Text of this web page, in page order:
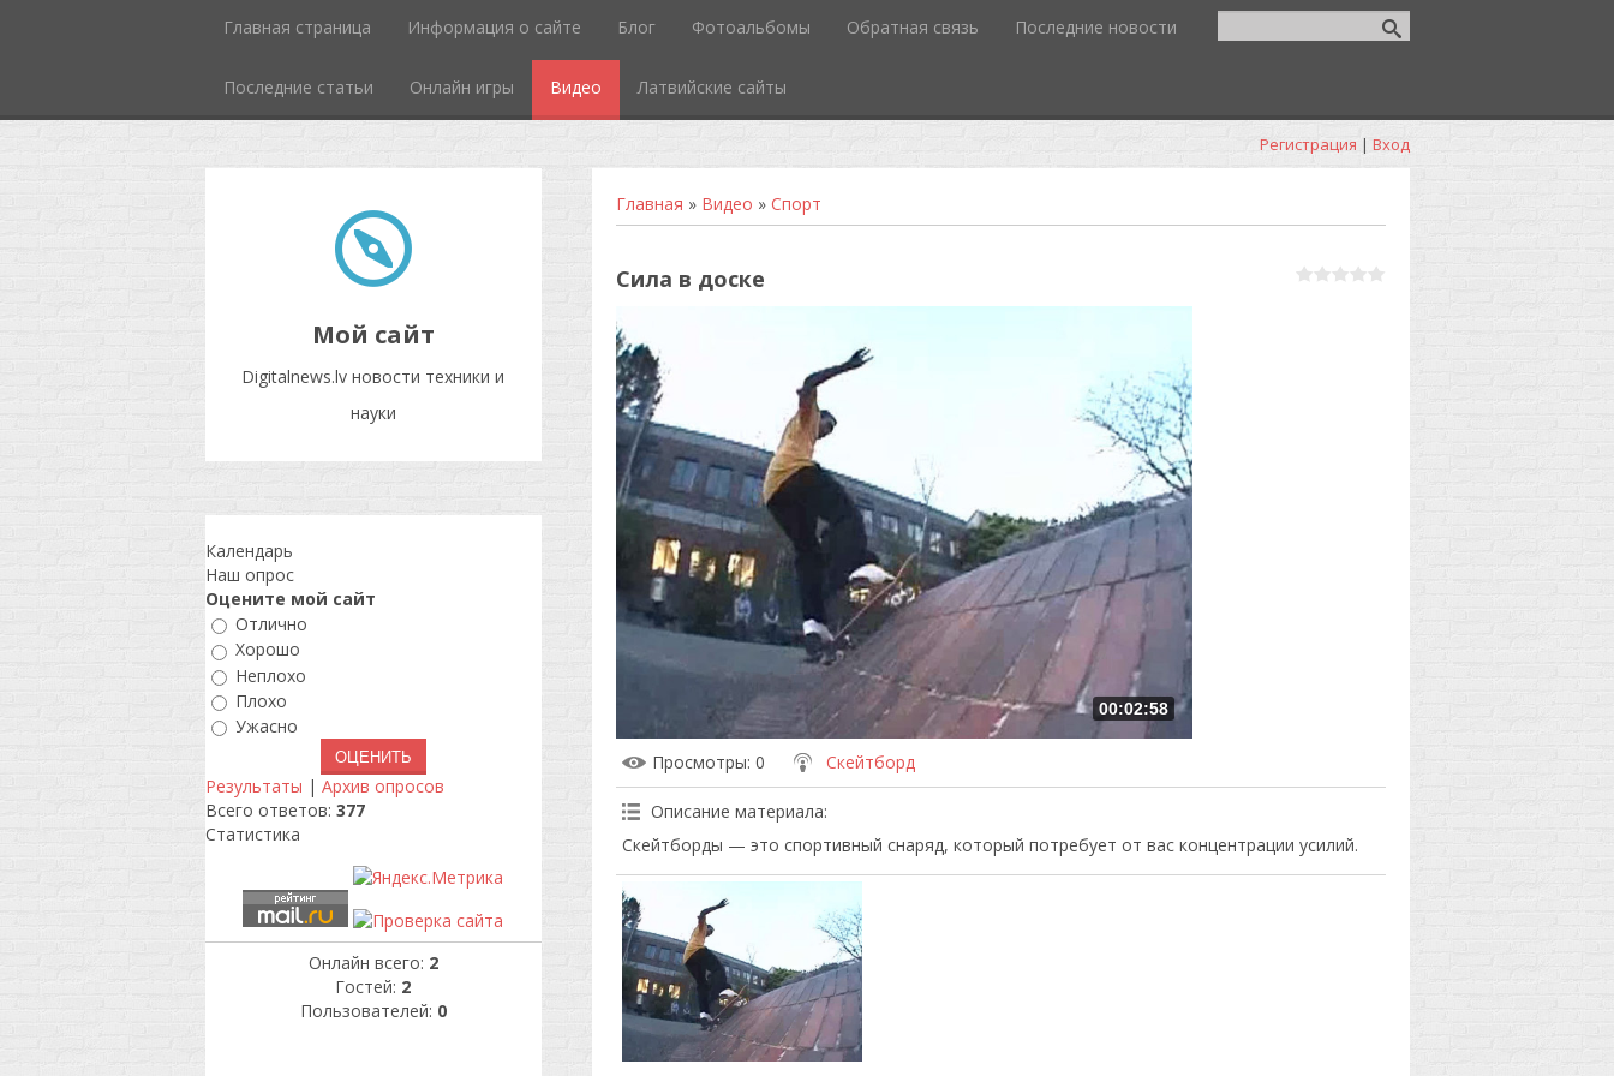
Главная страница Информация о сайте Блог Фотоальбомы Обратная связь Последние новости
Последние статьи Онлайн игры Видео Латвийские сайты
Регистрация | Вход
Мой сайт
Digitalnews.lv новости техники и
науки
Главная » Видео » Спорт
Сила в доске
00:02:58
Просмотры: 0 Скейтборд
Описание материала:
Скейтборды — это спортивный снаряд, который потребует от вас концентрации усилий.
Календарь
Наш опрос
Оцените мой сайт
Отлично
Хорошо
Неплохо
Плохо
Ужасно
Результаты | Архив опросов
Всего ответов: 377
Статистика
Онлайн всего: 2
Гостей: 2
Пользователей: 0